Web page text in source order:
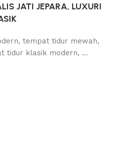
JATI JEPARA, LUXURI
tempat tidur mewah,
tidur klasik modern, ...